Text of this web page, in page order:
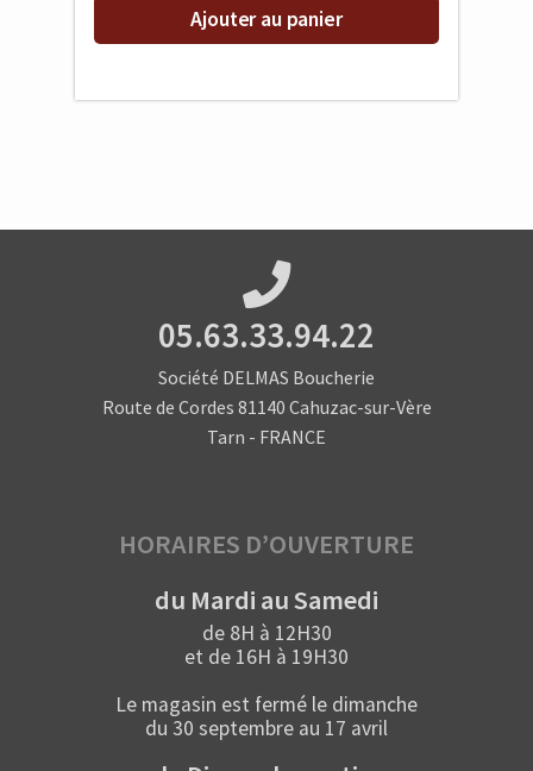
Ajouter au panier
05.63.33.94.22
Société DELMAS Boucherie
Route de Cordes 81140 Cahuzac-sur-Vère
Tarn - FRANCE
HORAIRES D’OUVERTURE
du Mardi au Samedi
de 8H à 12H30
et de 16H à 19H30
Le magasin est fermé le dimanche
du 30 septembre au 17 avril